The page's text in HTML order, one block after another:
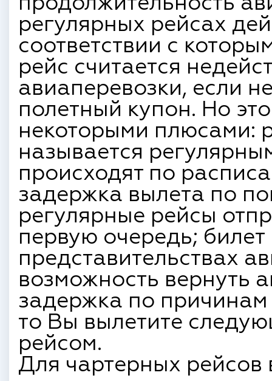
регулярных рейсах
соответствии с
рейс считается
авиаперевозки, если
полетный купон. Но
некоторыми плюсами:
называется
происходят по
задержка вылета по
регулярные рейсы
первую очередь;
представительствах
возможность вернуть
задержка по причинам
то Вы вылетите
рейсом.
Для чартерных рейсов